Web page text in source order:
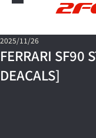
2025/11/26
FERRARI SF90
DEACALS]